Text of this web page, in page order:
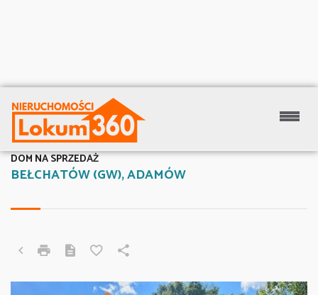
BEŁCHATÓW (GW), ADAMÓW
DOM NA SPRZEDAŻ